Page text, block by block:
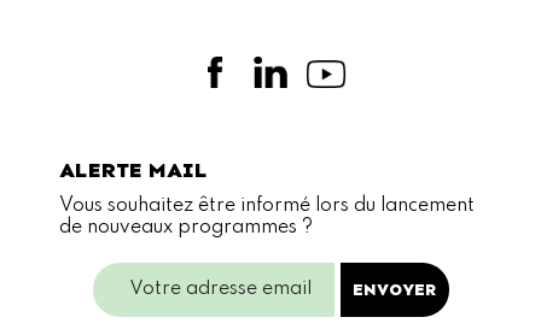
ALERTE MAIL
Vous souhaitez être informé lors du lancement
de nouveaux programmes ?